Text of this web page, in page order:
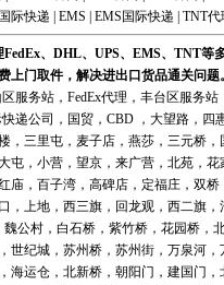
际快递 EMS EMS国际快递 TNT代
、DHL、UPS、EMS、TNT
上门取件，解决进出口货品通关问题
区服务站 ， FedEx代理 ， 丰台区服务站
递公司 ，国贸，CBD ，大望路，
，三里屯，麦子店，燕莎，三元桥
屯，小营，望京，来广营，北苑，
庙，百子湾，高碑店，定福庄，双
，上地，西三旗，回龙观，西二旗
公村，白石桥，紫竹桥，花园桥
世纪城，苏州桥，苏州街，万泉河
海运仓，北新桥，朝阳门，建国门